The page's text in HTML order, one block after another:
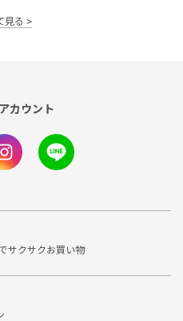
見る
カウント
サクサクお買い物